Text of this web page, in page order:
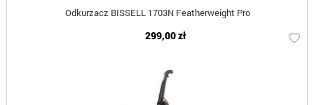
Odkurzacz BISSELL 1703N Featherweight Pro
299,00 zł